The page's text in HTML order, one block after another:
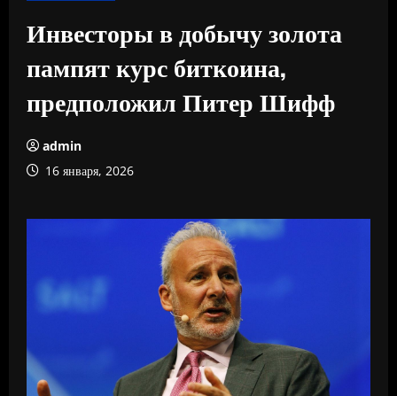
Инвесторы в добычу золота
пампят курс биткоина,
предположил Питер Шифф
admin
16 января, 2026